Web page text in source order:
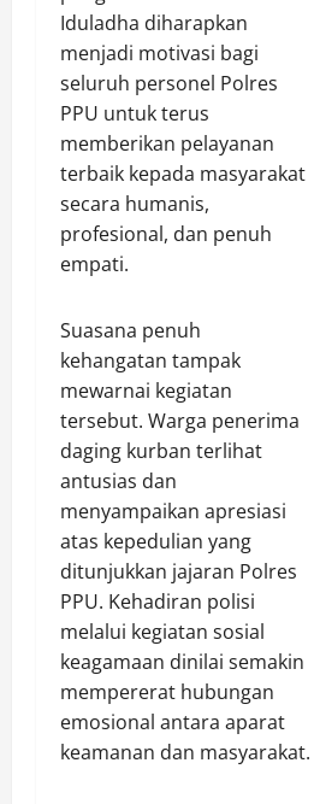
Iduladha diharapkan
menjadi motivasi bagi
seluruh personel Polres
PPU untuk terus
memberikan pelayanan
terbaik kepada masyarakat
secara humanis,
profesional, dan penuh
empati.
Suasana penuh
kehangatan tampak
mewarnai kegiatan
tersebut. Warga penerima
daging kurban terlihat
antusias dan
menyampaikan apresiasi
atas kepedulian yang
ditunjukkan jajaran Polres
PPU. Kehadiran polisi
melalui kegiatan sosial
keagamaan dinilai semakin
mempererat hubungan
emosional antara aparat
keamanan dan masyarakat.